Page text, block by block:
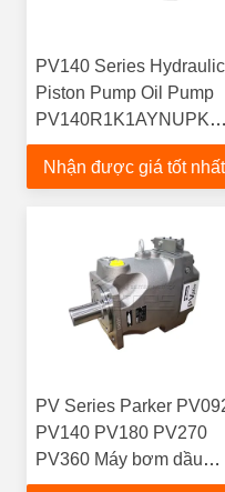
PV140 Series Hydraulic
Piston Pump Oil Pump
PV140R1K1AYNUPK
PV140A04RN1A0N
PV140L1D1T1NFHS
Nhận được giá tốt nhất
PV Series Parker
PV140 PV180 PV270
PV360 Máy bơm dầu
Bơm píton biến động